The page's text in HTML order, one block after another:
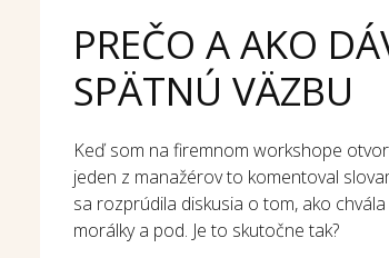
PREČO A AKO
SPÄTNÚ VÄZBU
Keď som na firemnom workshope
jeden z manažérov to komentoval
sa rozprúdila diskusia o tom, ako
morálky a pod. Je to skutočne tak?